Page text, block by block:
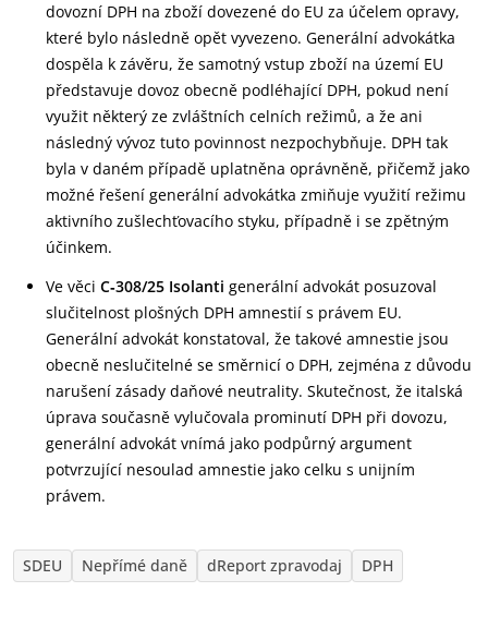
dovozní DPH na zboží dovezené do EU za účelem opravy,
které bylo následně opět vyvezeno. Generální advokátka
dospěla k závěru, že samotný vstup zboží na území EU
představuje dovoz obecně podléhající DPH, pokud není
využit některý ze zvláštních celních režimů, a že ani
následný vývoz tuto povinnost nezpochybňuje. DPH tak
byla v daném případě uplatněna oprávněně, přičemž jako
možné řešení generální advokátka zmiňuje využití režimu
aktivního zušlechťovacího styku, případně i se zpětným
účinkem.
Ve věci C‑308/25 Isolanti generální advokát posuzoval
slučitelnost plošných DPH amnestií s právem EU.
Generální advokát konstatoval, že takové amnestie jsou
obecně neslučitelné se směrnicí o DPH, zejména z důvodu
narušení zásady daňové neutrality. Skutečnost, že italská
úprava současně vylučovala prominutí DPH při dovozu,
generální advokát vnímá jako podpůrný argument
potvrzující nesoulad amnestie jako celku s unijním
právem.
SDEU Nepřímé daně dReport zpravodaj DPH